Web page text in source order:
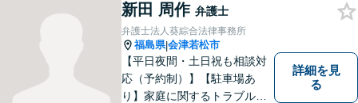
原動力です。トラブルがより
複雑化してしまう前に、ぜひ
お気軽にご連絡ください。
新田 周作 弁護士
弁護士法人葵綜合法律事務所
福島県|会津若松市
【平日夜間・土日祝も相談対
応（予約制）】【駐車場あ
り】家庭に関するトラブルか
詳細を見
る